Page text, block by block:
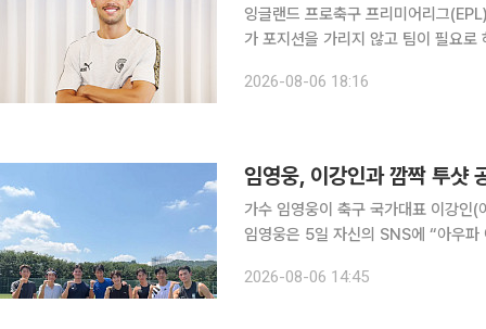
잉글랜드 프로축구 프리미어리그
가 포지션을 가리지 않고 팀이 필요
에서는 강한 정신력이 필수다. 3일마
2026-08-06 18:16
임영웅, 이강인과 깜짝 투샷
가수 임영웅이 축구 국가대표 이강인
임영웅은 5일 자신의 SNS에 “아우
2026-08-06 14:45